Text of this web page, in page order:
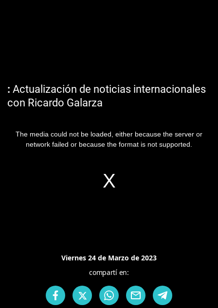
Actualización de noticias internacionales
con Ricardo Galarza
The media could not be loaded, either because the server or
network failed or because the format is not supported.
Viernes 24 de Marzo de 2023
compartí en: